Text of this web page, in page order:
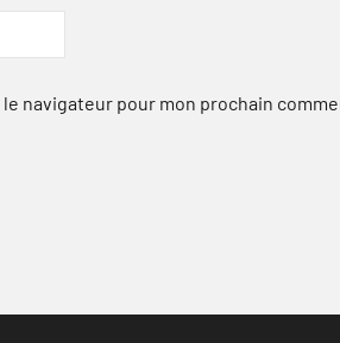
navigateur pour mon prochain